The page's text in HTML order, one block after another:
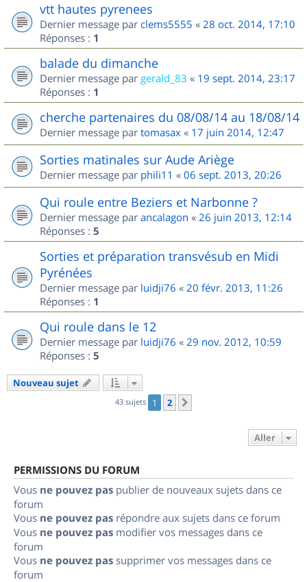
vtt hautes pyrenees
Dernier message par clems5555 « 28 oct. 2014, 17:10
Réponses : 1
balade du dimanche
Dernier message par gerald_83 « 19 sept. 2014, 23:17
Réponses : 1
cherche partenaires du 08/08/14 au 18/08/14
Dernier message par tomasax « 17 juin 2014, 12:47
Sorties matinales sur Aude Ariège
Dernier message par phili11 « 06 sept. 2013, 20:26
Qui roule entre Beziers et Narbonne ?
Dernier message par ancalagon « 26 juin 2013, 12:14
Réponses : 5
Sorties et préparation transvésub en Midi
Pyrénées
Dernier message par luidji76 « 20 févr. 2013, 11:26
Réponses : 1
Qui roule dans le 12
Dernier message par luidji76 « 29 nov. 2012, 10:59
Réponses : 5
Nouveau sujet
43 sujets 1 2
Aller
PERMISSIONS DU FORUM
Vous ne pouvez pas publier de nouveaux sujets dans ce
forum
Vous ne pouvez pas répondre aux sujets dans ce forum
Vous ne pouvez pas modifier vos messages dans ce
forum
Vous ne pouvez pas supprimer vos messages dans ce
forum